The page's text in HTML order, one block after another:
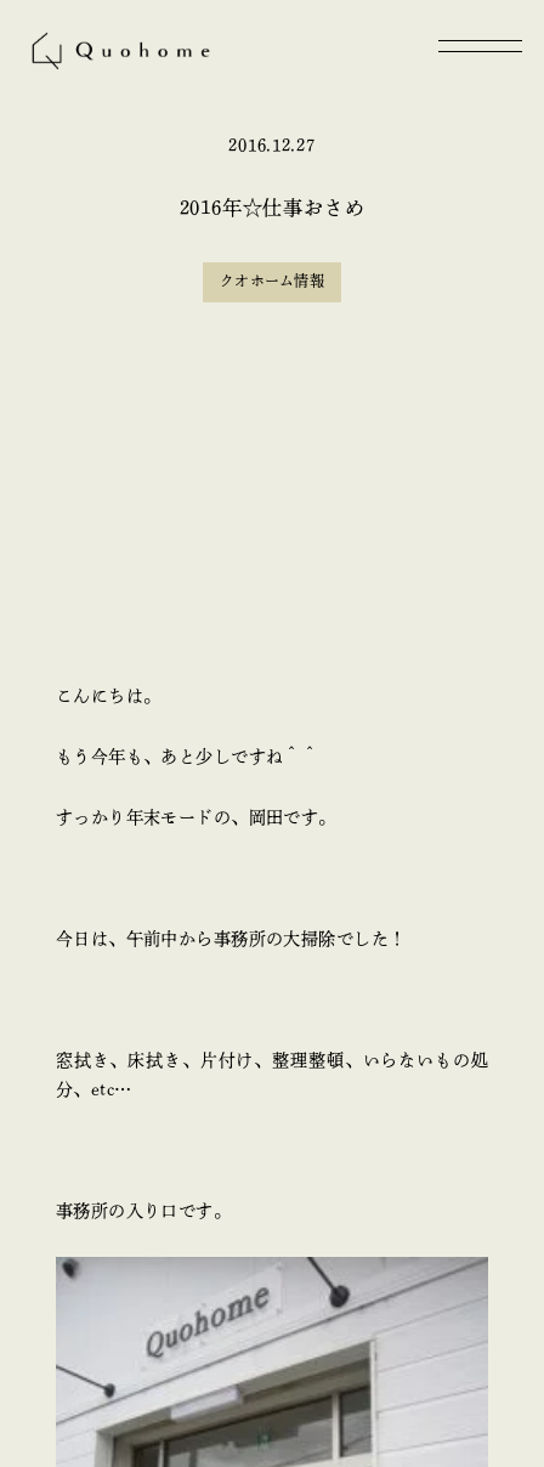
2016.12.27
2016年☆仕事おさめ
クオホーム情報
こんにちは。
もう今年も、あと少しですね＾＾
すっかり年末モードの、岡田です。
今日は、午前中から事務所の大掃除でした！
窓拭き、床拭き、片付け、整理整頓、いらないもの処
分、etc…
事務所の入り口です。